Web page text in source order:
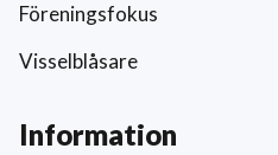
Föreningsfokus
Visselblåsare
Information